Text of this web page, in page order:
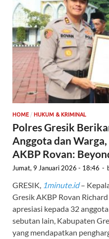
HOME/ HUKUM & KRIMINAL
Polres Gresik
Anggota dan
AKBP Rovan:
Jumat, 9 Januari 2026 - 18:46 -
GRESIK, 1minute.id–
Gresik AKBP Rovan
apresiasi kepada 32
sebutan lain, Kabupaten
yang mendapatkan